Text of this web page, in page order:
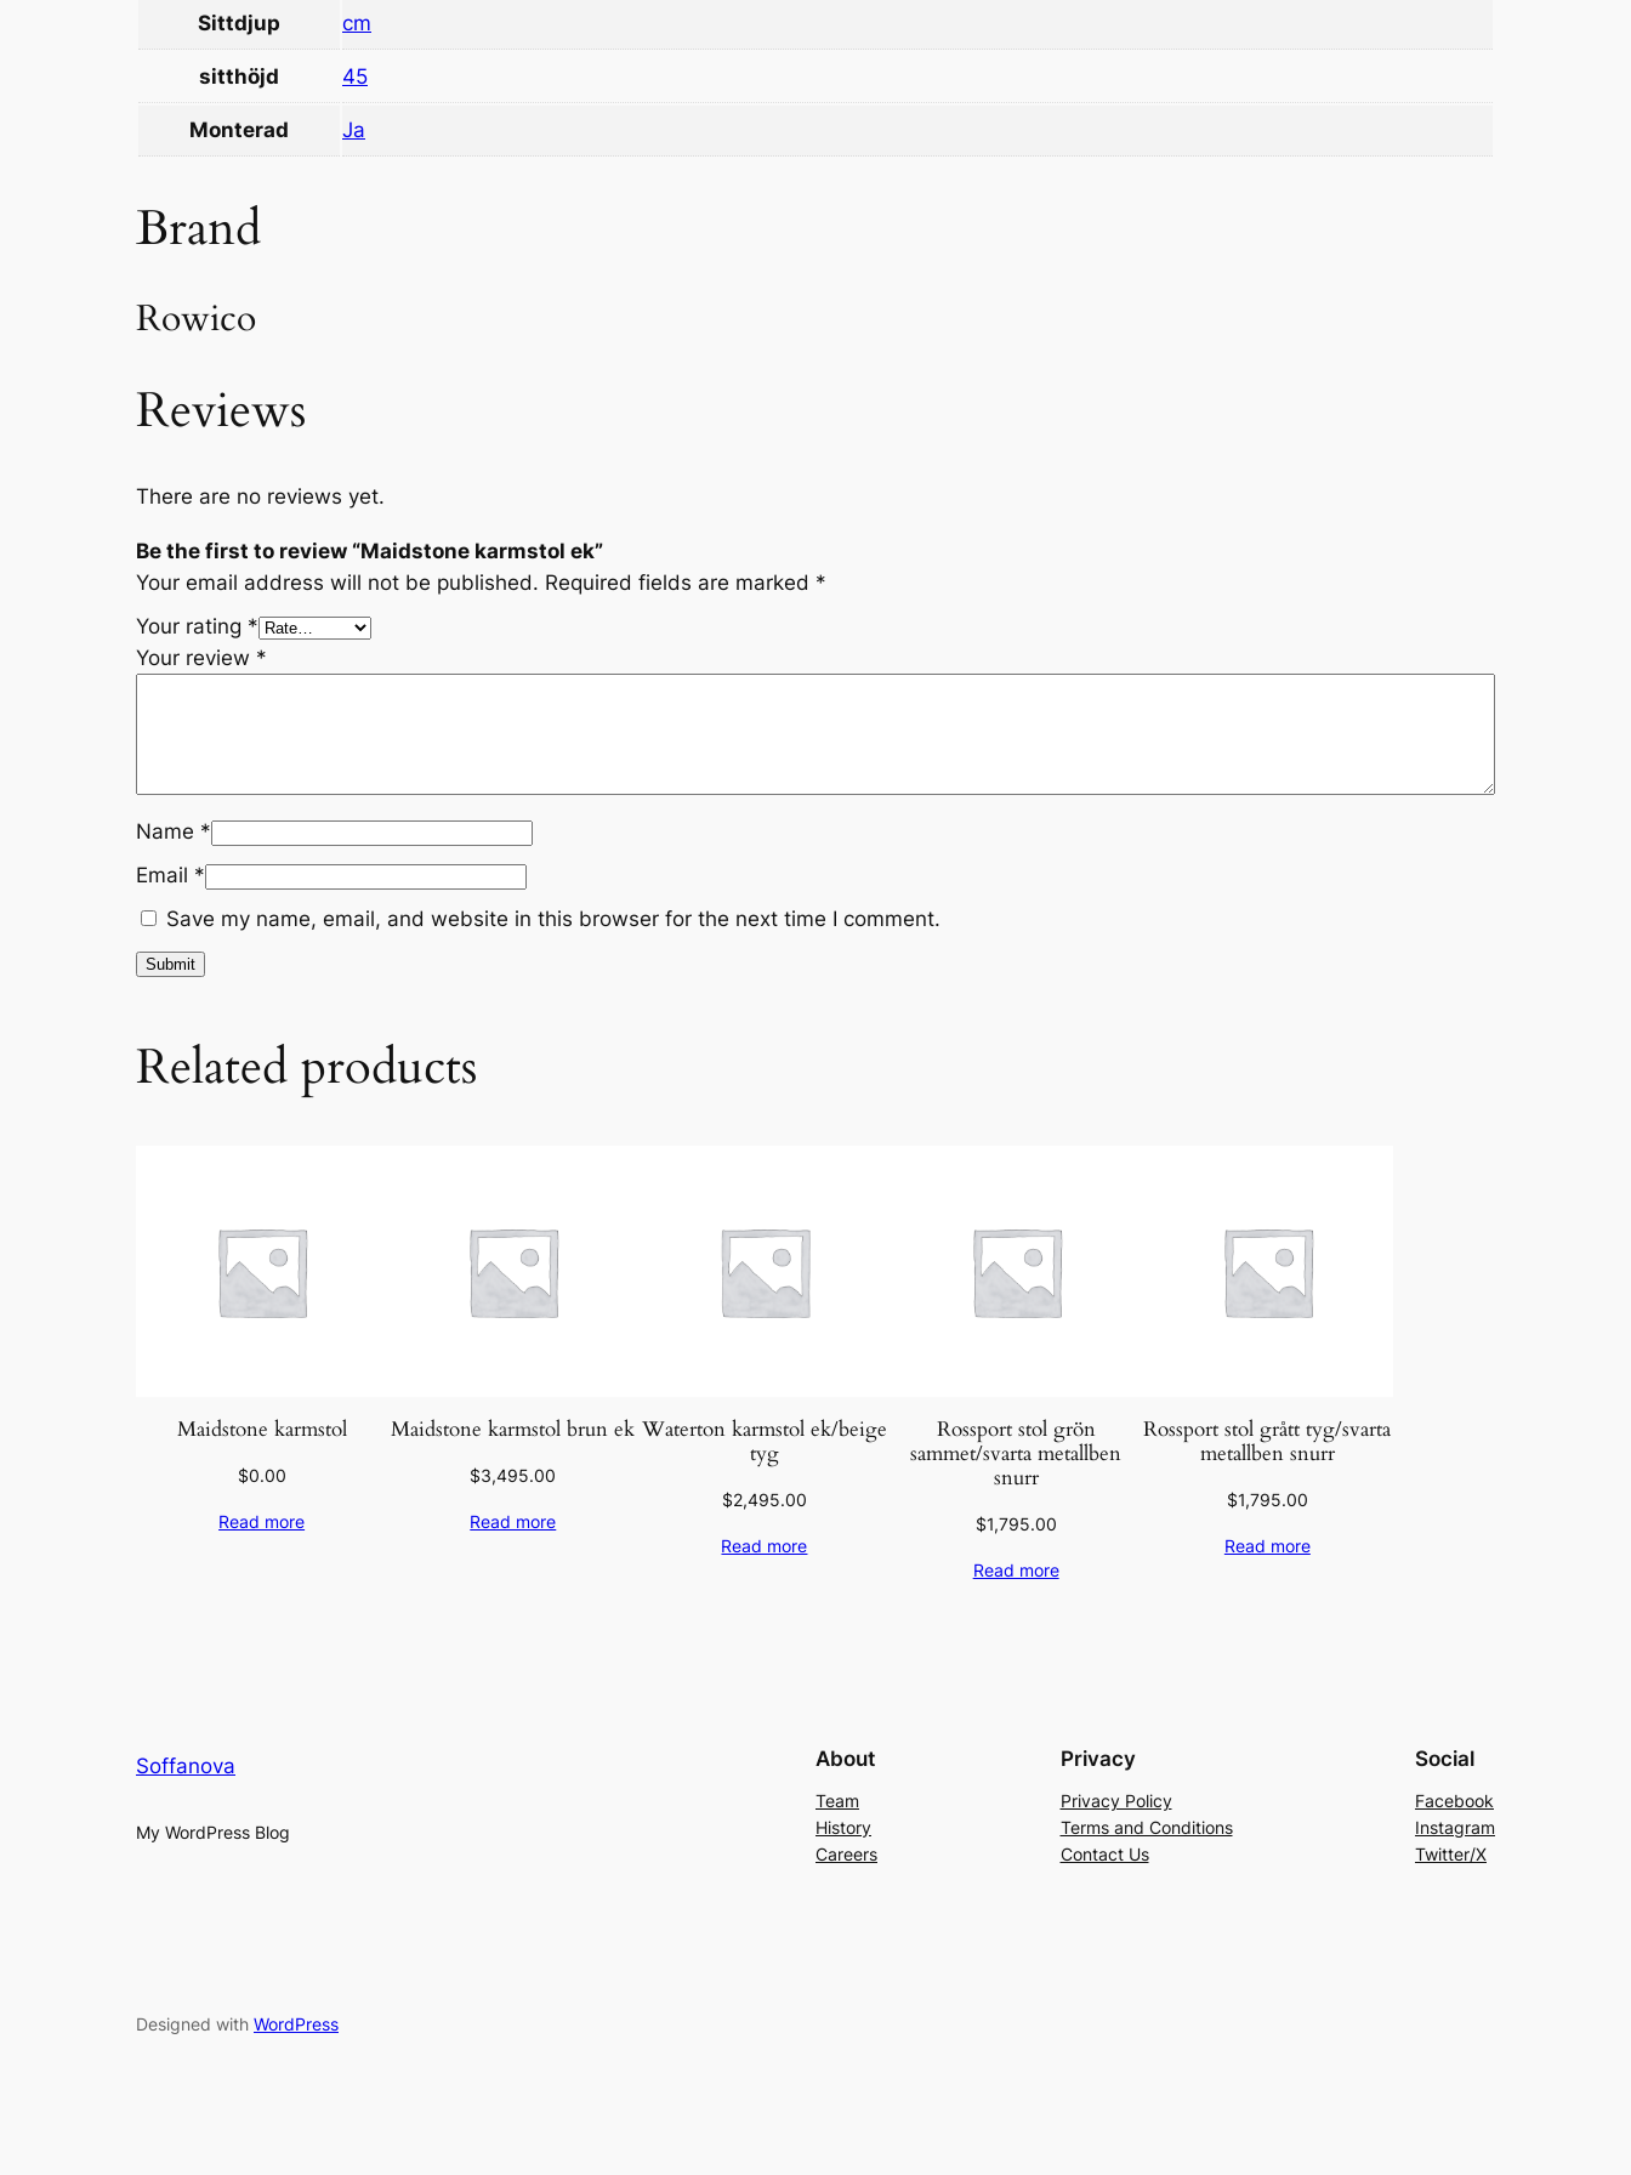
Sittdjup cm
sitthöjd 45
Monterad Ja
Brand
Rowico
Reviews
There are no reviews yet.
Be the first to review “Maidstone karmstol ek”
Your email address will not be published. Required fields are marked *
Your rating *
Your review *
Name *
Email *
Save my name, email, and website in this browser for the next time I comment.
Related products
Maidstone karmstol
$0.00
Read more
Maidstone karmstol brun ek
$3,495.00
Read more
Waterton karmstol ek/beige
tyg
$2,495.00
Read more
Rossport stol grön
sammet/svarta metallben
snurr
$1,795.00
Read more
Rossport stol grått tyg/svarta
metallben snurr
$1,795.00
Read more
Soffanova
My WordPress Blog
About
Team
History
Careers
Privacy
Privacy Policy
Terms and Conditions
Contact Us
Social
Facebook
Instagram
Twitter/X
Designed with WordPress